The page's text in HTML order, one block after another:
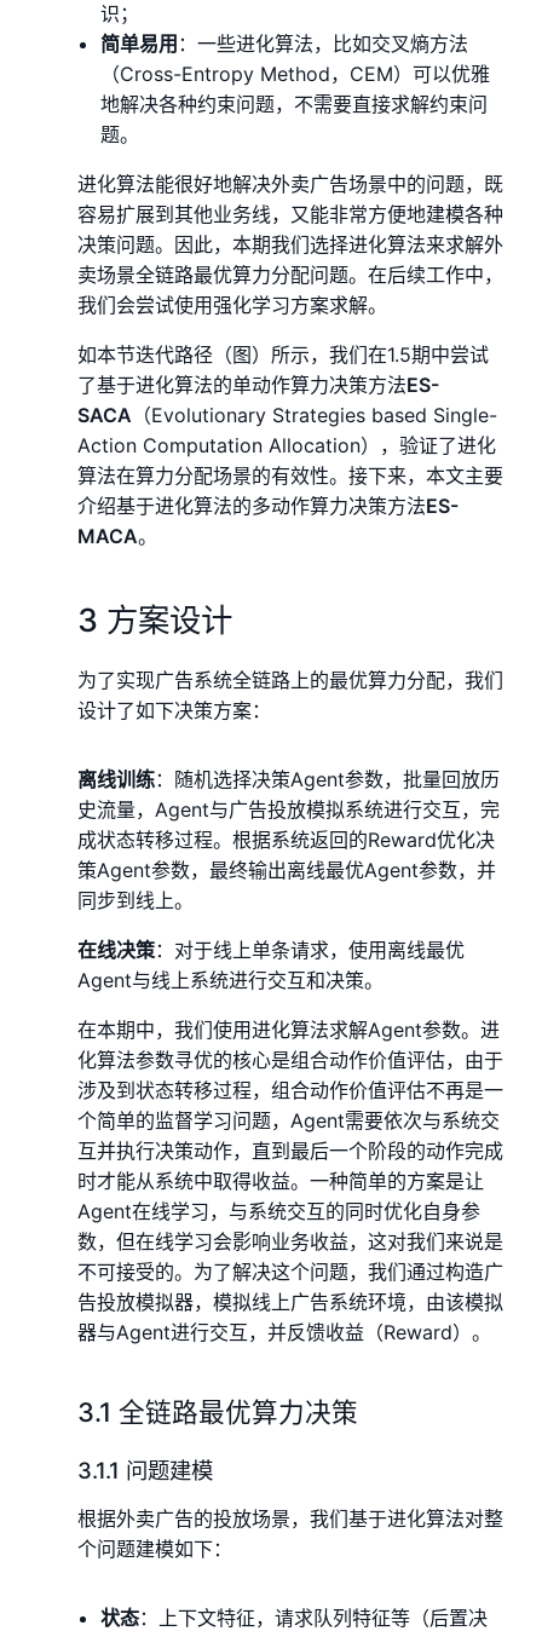
识；
简单易用 ：一些进化算法，比如交叉熵方法
（Cross-Entropy Method，CEM）可以优雅
地解决各种约束问题，不需要直接求解约束问
题。
进化算法能很好地解决外卖广告场景中的问题，既
容易扩展到其他业务线，又能非常方便地建模各种
决策问题。因此，本期我们选择进化算法来求解外
卖场景全链路最优算力分配问题。在后续工作中，
我们会尝试使用强化学习方案求解。
如本节迭代路径（图）所示，我们在1.5期中尝试
了基于进化算法的单动作算力决策方法ES-
SACA （Evolutionary Strategies based Single-
Action Computation Allocation），验证了进化
算法在算力分配场景的有效性。接下来，本文主要
介绍基于进化算法的多动作算力决策方法ES-
MACA。
3 方案设计
为了实现广告系统全链路上的最优算力分配，我们
设计了如下决策方案：
离线训练：随机选择决策Agent参数，批量回放历
史流量，Agent与广告投放模拟系统进行交互，完
成状态转移过程。根据系统返回的Reward优化决
策Agent参数，最终输出离线最优Agent参数，并
同步到线上。
在线决策：对于线上单条请求，使用离线最优
Agent与线上系统进行交互和决策。
在本期中，我们使用进化算法求解Agent参数。进
化算法参数寻优的核心是组合动作价值评估，由于
涉及到状态转移过程，组合动作价值评估不再是一
个简单的监督学习问题，Agent需要依次与系统交
互并执行决策动作，直到最后一个阶段的动作完成
时才能从系统中取得收益。一种简单的方案是让
Agent在线学习，与系统交互的同时优化自身参
数，但在线学习会影响业务收益，这对我们来说是
不可接受的。为了解决这个问题，我们通过构造广
告投放模拟器，模拟线上广告系统环境，由该模拟
器与Agent进行交互，并反馈收益（Reward）。
3.1 全链路最优算力决策
3.1.1 问题建模
根据外卖广告的投放场景，我们基于进化算法对整
个问题建模如下：
状态：上下文特征，请求队列特征等（后置决